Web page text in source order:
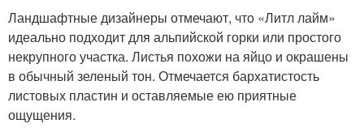
Ландшафтные дизайнеры отмечают, что «Литл лайм»
идеально подходит для альпийской горки или простого
некрупного участка. Листья похожи на яйцо и окрашены
в обычный зеленый тон. Отмечается бархатистость
листовых пластин и оставляемые ею приятные
ощущения.